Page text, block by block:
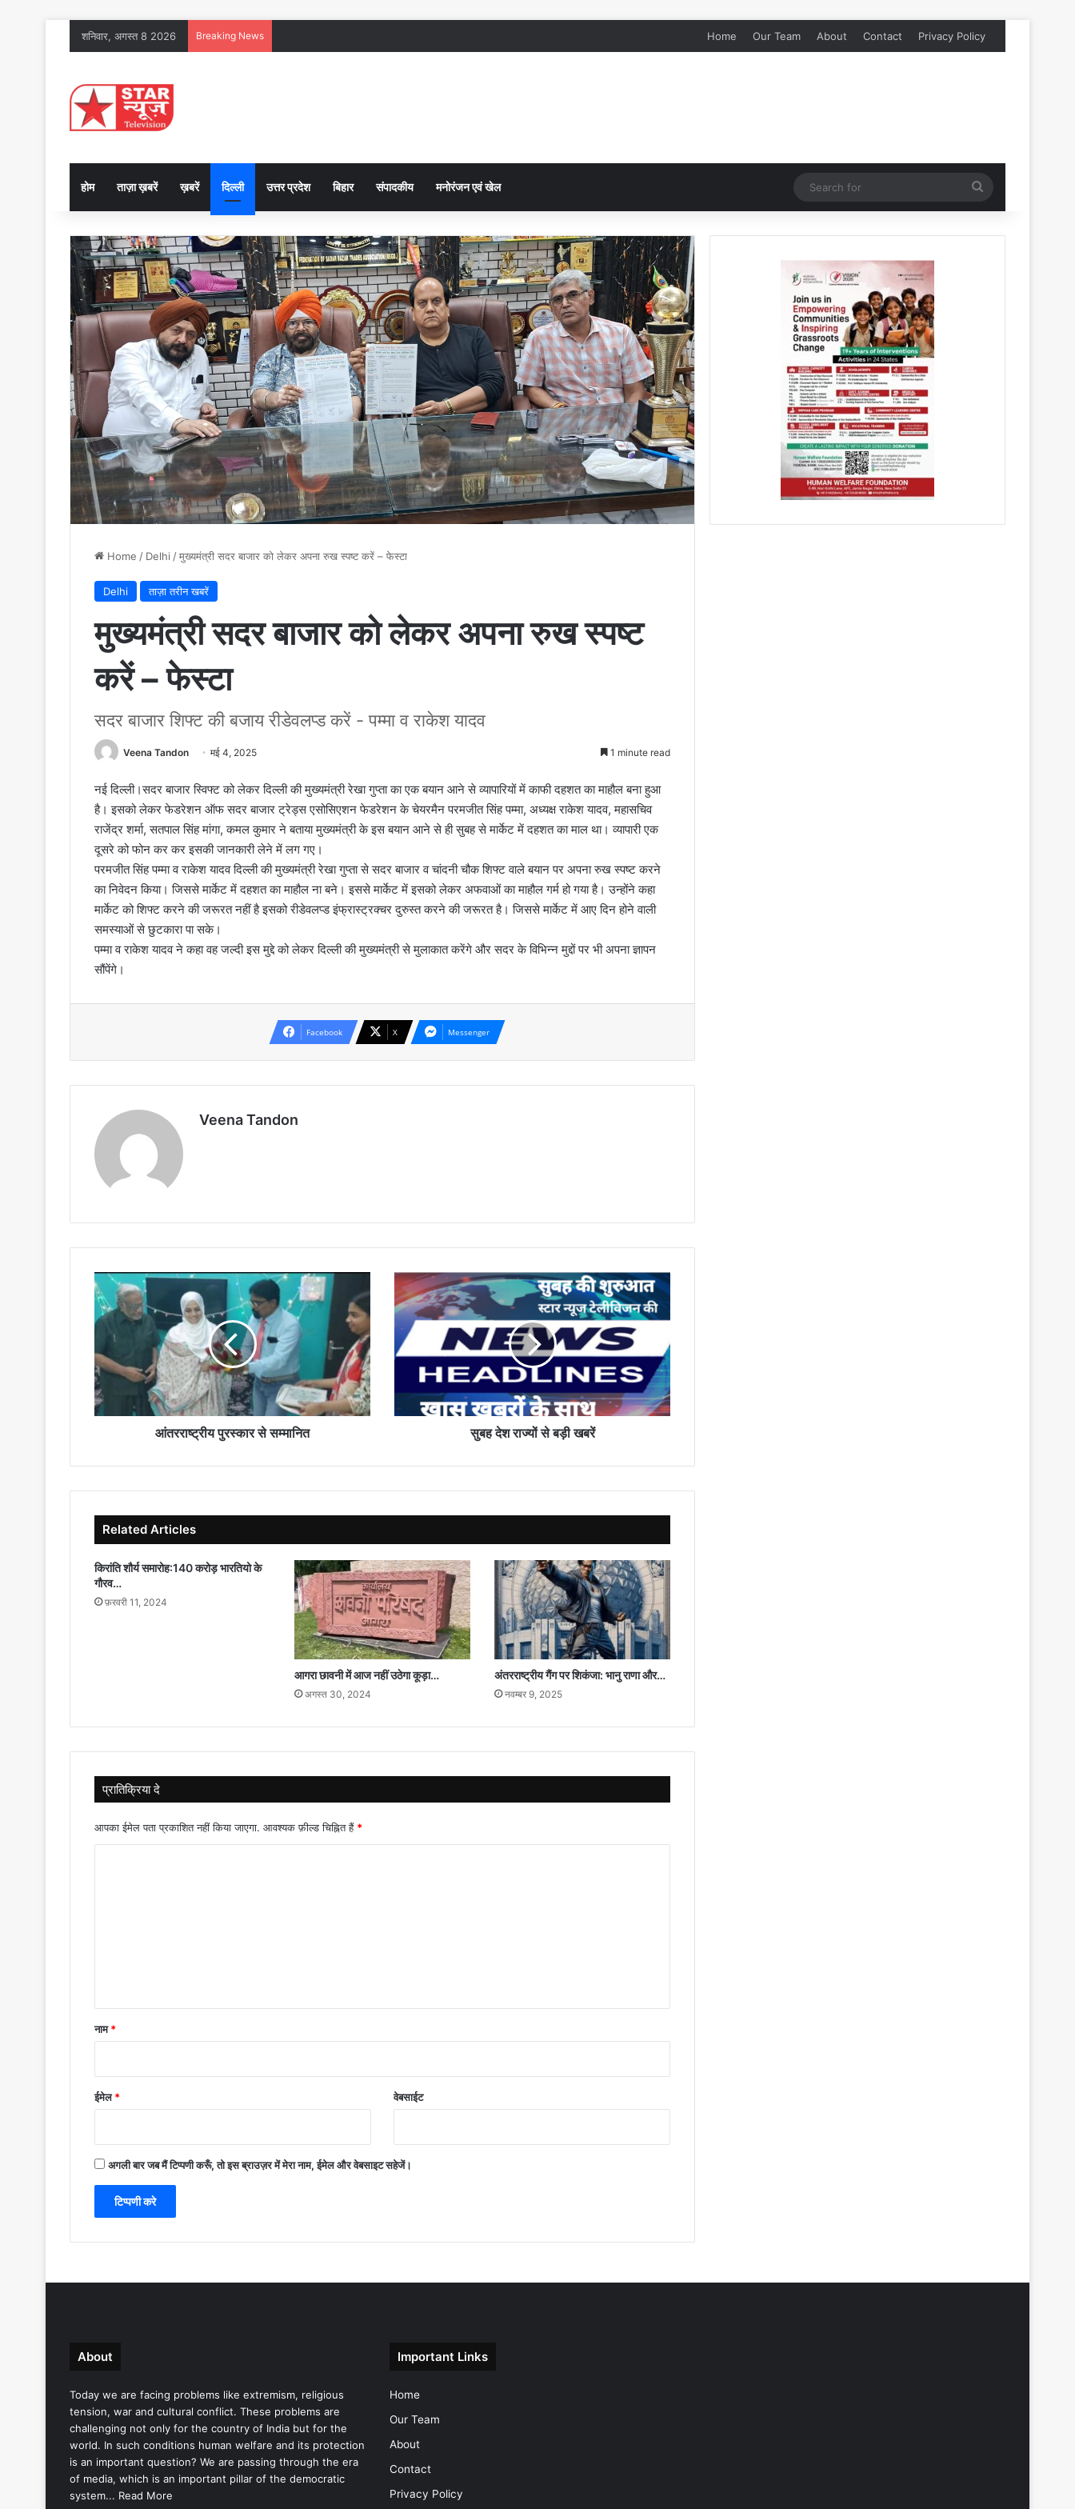
शनिवार, अगस्त 8 2026 Breaking News Home Our Team About Contact Privacy Policy
होम ताज़ा ख़बरें ख़बरें दिल्ली उत्तर प्रदेश बिहार संपादकीय मनोरंजन एवं खेल
for
Home / Delhi /मुख्यमंत्री सदर बाजार को लेकर अपना रुख स्पष्ट करें – फेस्टा
Delhi ताज़ा तरीन खबरें
मुख्यमंत्री सदर बाजार को लेकर अपना रुख स्पष्ट
करें – फेस्टा
सदर बाजार शिफ्ट की बजाय रीडेवलप्ड करें - पम्मा व राकेश यादव
Veena Tandon मई 4, 2025 1 minute read
नई दिल्ली।सदर बाजार स्विफ्ट को लेकर दिल्ली की मुख्यमंत्री रेखा गुप्ता का एक बयान आने से व्यापारियों में काफी दहशत का माहौल बना हुआ
है। इसको लेकर फेडरेशन ऑफ सदर बाजार ट्रेड्स एसोसिएशन फेडरेशन के चेयरमैन परमजीत सिंह पम्मा, अध्यक्ष राकेश यादव, महासचिव
राजेंद्र शर्मा, सतपाल सिंह मांगा, कमल कुमार ने बताया मुख्यमंत्री के इस बयान आने से ही सुबह से मार्केट में दहशत का माल था। व्यापारी एक
दूसरे को फोन कर कर इसकी जानकारी लेने में लग गए।
परमजीत सिंह पम्मा व राकेश यादव दिल्ली की मुख्यमंत्री रेखा गुप्ता से सदर बाजार व चांदनी चौक शिफ्ट वाले बयान पर अपना रुख स्पष्ट करने
का निवेदन किया। जिससे मार्केट में दहशत का माहौल ना बने। इससे मार्केट में इसको लेकर अफवाओं का माहौल गर्म हो गया है। उन्होंने कहा
मार्केट को शिफ्ट करने की जरूरत नहीं है इसको रीडेवलप्ड इंफ्रास्ट्रक्चर दुरुस्त करने की जरूरत है। जिससे मार्केट में आए दिन होने वाली
समस्याओं से छुटकारा पा सके।
पम्मा व राकेश यादव ने कहा वह जल्दी इस मुद्दे को लेकर दिल्ली की मुख्यमंत्री से मुलाकात करेंगे और सदर के विभिन्न मुद्दों पर भी अपना ज्ञापन
सौंपेंगे।
Facebook X Messenger
Veena Tandon
आंतरराष्ट्रीय
पुरस्कार
से
आंतरराष्ट्रीय पुरस्कार से सम्मानित
सुबह
देश
राज्यों
से
बड़ी
खबरें
सुबह देश राज्यों से बड़ी खबरें
Related Articles
किरांति शौर्य समारोह:140 करोड़ भारतियो के
गौरव…
फ़रवरी 11, 2024
आगरा छावनी में आज नहीं उठेगा कूड़ा…
अगस्त 30, 2024
अंतरराष्ट्रीय गैंग पर शिकंजा: भानु राणा और…
नवम्बर 9, 2025
प्रातिक्रिया दे
आपका ईमेल पता प्रकाशित नहीं किया जाएगा. आवश्यक फ़ील्ड चिह्नित हैं *
नाम*
ईमेल* वेबसाईट
अगली बार जब मैं टिप्पणी करूँ, तो इस ब्राउज़र में मेरा नाम, ईमेल और वेबसाइट सहेजें।
About
Today we are facing problems like extremism, religious
tension, war and cultural conflict. These problems are
challenging not only for the country of India but for the
world. In such conditions human welfare and its protection
is an important question? We are passing through the era
of media, which is an important pillar of the democratic
system... Read More
Important Links
Home
Our Team
About
Contact
Privacy Policy